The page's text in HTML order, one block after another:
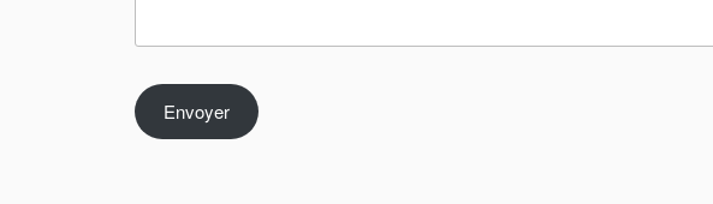
Envoyer